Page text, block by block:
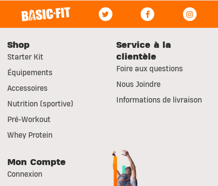
Shop
Starter Kit
Équipements
Accessoires
Nutrition (sportive)
Pré-Workout
Whey Protein
Service à la
clientèle
Foire aux questions
Nous Joindre
Informations de livraison
Mon Compte
Connexion